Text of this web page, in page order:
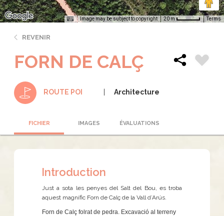
Image may be subject to copyright 20 m Terms
REVENIR
FORN DE CALÇ
ROUTE POI Architecture
FICHIER IMAGES ÉVALUATIONS
Introduction
Just a sota les penyes del Salt del Bou, es troba
aquest magnífic Forn de Calç de la Vall d’Arús.
Forn de Calç folrat de pedra. Excavació al terreny